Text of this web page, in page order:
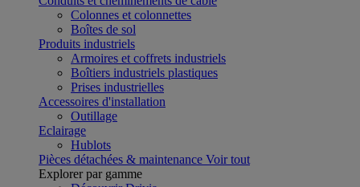
Colonnes et colonnettes
Boîtes de sol
Produits industriels
Armoires et coffrets industriels
Boîtiers industriels plastiques
Prises industrielles
Accessoires d'installation
Outillage
Eclairage
Hublots
Pièces détachées & maintenance Voir tout
Explorer par gamme